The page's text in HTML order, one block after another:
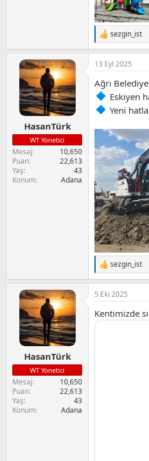
T
e
p
k
l
e
r
:
sezgin_ist
HasanTürk
WT Yönetici
Mesaj
10,650
Puan
22,613
Yaş
43
Konum
Adana
13 Eyl 2025
Ağrı
Eskiyen
Yeni
T
e
p
k
l
e
sezgin_ist
HasanTürk
WT Yönetici
Mesaj
10,650
Puan
22,613
Yaş
43
Konum
Adana
5 Eki 2025
Kentimizde